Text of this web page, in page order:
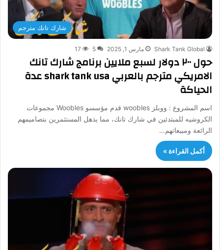
شارك تانك مترجم
Shark Tank Global مارس 1, 2025 5
17
حول ٢٠٠ دولار لسبع ملايين برنامج شارك تانك
الامريكي مترجم بالعربي shark tank usa عدة
الحياكة
اسم المشروع : ووبلز woobles قدم مؤسسو Woobles مجموعات
الكروشيه للمبتدئين في شارك تانك، مما يذهل المستثمرين بتصاميمهم
الرائعة ومبيعاتهم…
أكمل القراءة »